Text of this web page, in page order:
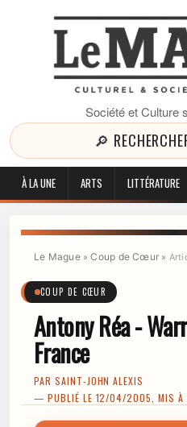
Société et Culture
🔎
À LA UNE ARTS LITTÉRATURE
Le Mague»Coup de Cœur »
COUP DE CŒUR
Antony Réa -
France
PAR SAINT-JOHN ALEXIS
— PUBLIÉ LE 12/04/2005, MIS À